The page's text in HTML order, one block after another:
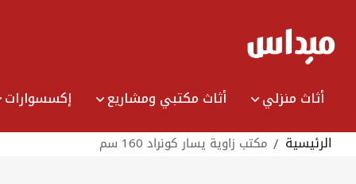
Content
أثاث منزلي أثاث مكتبي ومشاريع إكسسوارات
الرئيسية
مكتب زاوية يسار كونراد 160 سم